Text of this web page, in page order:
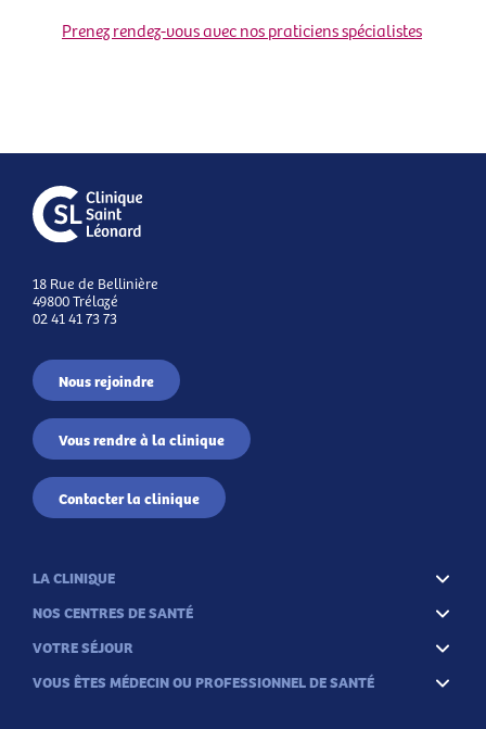
Prenez rendez-vous avec nos praticiens spécialistes
18 Rue de Bellinière
49800 Trélazé
02 41 41 73 73
Nous rejoindre
Vous rendre à la clinique
Contacter la clinique
LA CLINIQUE
NOS CENTRES DE SANTÉ
VOTRE SÉJOUR
VOUS ÊTES MÉDECIN OU PROFESSIONNEL DE SANTÉ